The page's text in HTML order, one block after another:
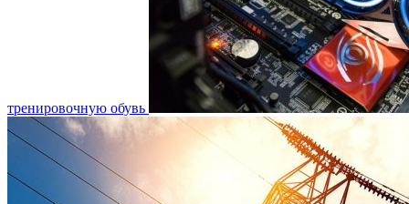
тренировочную обувь